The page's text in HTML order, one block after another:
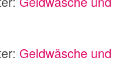
Geldwäsche und